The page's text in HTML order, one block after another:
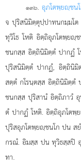
๑๓๖. อุภโตพฺยฺชน
จ ปุริสนิมิตฺตุปฺปาทนกมฺมโ
ทุวิโธ โหติ อิตฺถิอุภโตพฺยฺ
ชนกสฺส อิตฺถินิมิตฺตํ ปากฏํ
ปุริสนิมิตฺตํ ปากฏํ, อิตฺถินิ
สตฺตํ กโรนฺตสฺส อิตฺถินิมิตฺ
ชนกสฺส ปุริสานํ อิตฺถิภาวํ
ตํ ปากฏํ โหติ. อิตฺถิอุภโต
ปุริสอุภโตพฺยฺชนโก ปน ส
กรณํ. อิมสฺส ปน ทุวิธสฺสปิ
ทา.